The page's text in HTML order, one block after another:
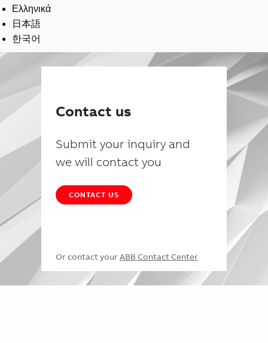
Ελληνικά
日本語
한국어
Contact us
Submit your inquiry and
we will contact you
CONTACT US
Or contact your ABB Contact Center